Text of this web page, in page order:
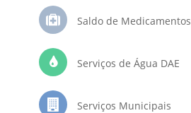
Saldo de Medicamentos
Serviços de Água DAE
Serviços Municipais